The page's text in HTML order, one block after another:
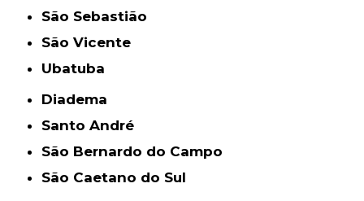
São Sebastião
São Vicente
Ubatuba
Diadema
Santo André
São Bernardo do Campo
São Caetano do Sul